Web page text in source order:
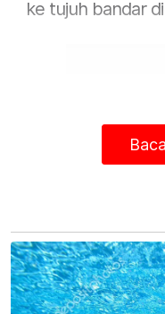
ke tujuh bandar
Pengembara